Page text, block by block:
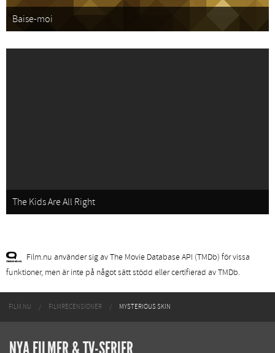
Baise-moi
The Kids Are All Right
Film.nu använder sig av The Movie Database API (TMDb) för vissa
funktioner, men är inte på något sätt stödd eller certifierad av TMDb.
FILM.NU FILMRECENSIONER MYSTERIOUS SKIN